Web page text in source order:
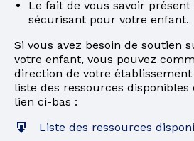
Le fait de vous savoir
sécurisant pour votre enfant.
Si vous avez besoin de soutien
votre enfant, vous pouvez
direction de votre
liste des ressources
lien ci-bas :
Liste des ressources